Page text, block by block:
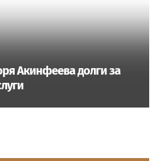
Акинфеева долги за